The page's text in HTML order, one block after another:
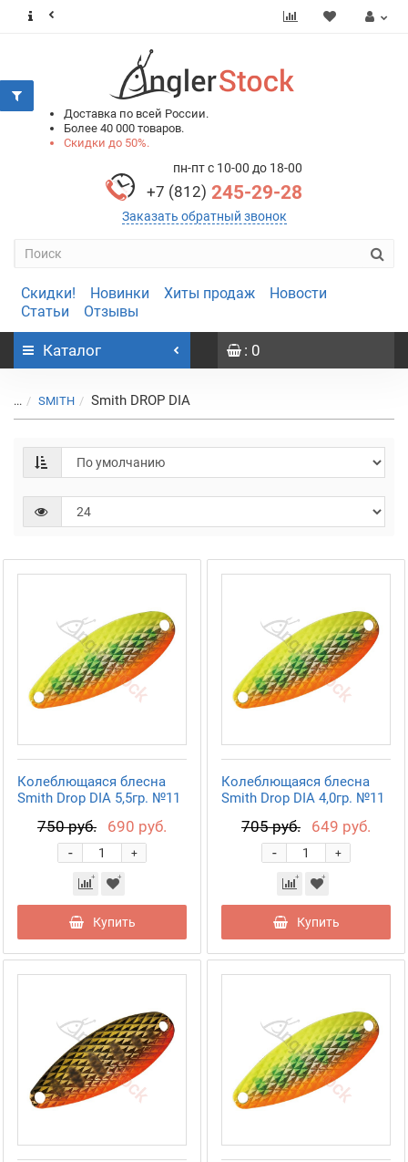
Доставка по всей России.
Более 40 000 товаров.
Скидки до 50%.
пн-пт с 10-00 до 18-00
+7 (812) 245-29-28
Заказать обратный звонок
Скидки! Новинки Хиты продаж
Новости
Статьи
Отзывы
Каталог : 0
... SMITH Smith DROP DIA
Колеблющаяся блесна
Smith Drop DIA 5,5гр. №11
750 руб. 690 руб.
+
-
Купить
Колеблющаяся блесна
Smith Drop DIA 4,0гр. №11
705 руб. 649 руб.
+
-
Купить